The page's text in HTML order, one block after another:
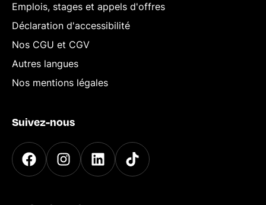
Emplois, stages et appels d'offres
Déclaration d'accessibilité
Nos CGU et CGV
Autres langues
Nos mentions légales
Suivez-nous